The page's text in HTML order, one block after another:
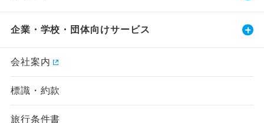
企業・学校・団体向けサービス
会社案内
標識・約款
旅行条件書